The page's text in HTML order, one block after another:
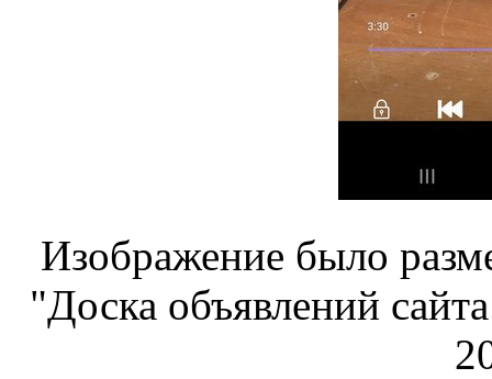
Изображение было
"Доска объявлений